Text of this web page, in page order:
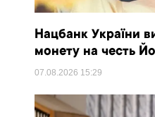
Нацбанк України
монету на честь
07.08.2026 15:29